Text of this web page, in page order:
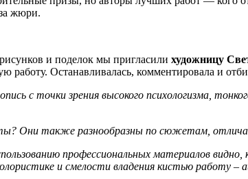
жюри.
и поделок мы пригласили художницу
работу. Останавливалась, комментировала и
с точки зрения высокого психологизма,
Они также разнообразны по сюжетам,
профессиональных материалов
и смелости владения кистью работу –